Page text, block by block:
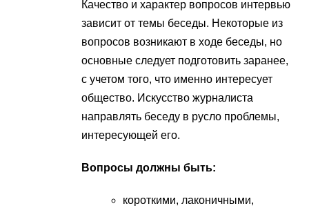
Качество и характер вопросов интервью
зависит от темы беседы. Некоторые из
вопросов возникают в ходе беседы, но
основные следует подготовить заранее,
с учетом того, что именно интересует
общество. Искусство журналиста
направлять беседу в русло проблемы,
интересующей его.
Вопросы должны быть:
короткими, лаконичными,